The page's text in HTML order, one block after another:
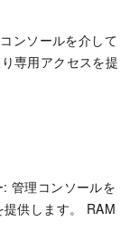
ンソールを介して
専用アクセスを提
管理コンソールを
供します。 RAM